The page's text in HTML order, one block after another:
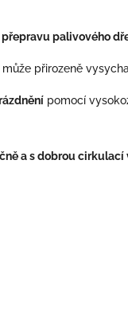
palivového
přirozeně
pomocí
a s dobrou cirkulací